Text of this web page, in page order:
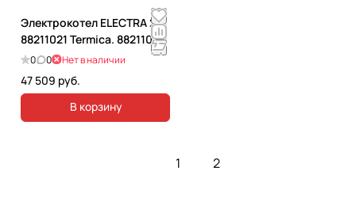
Электрокотел ELECTRA 21
88211021 Termica. 88211021
0 0 Нет в наличии
47 509 руб.
В корзину
1 2